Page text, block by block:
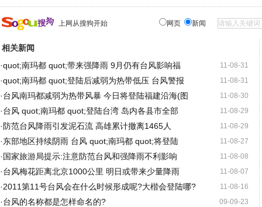
上网从搜狗开始 网页 新闻
相关新闻
11-08-31
·quot;南玛都 quot;带来强降雨 9月仍有台风影响福
11-08-31
·quot;南玛都 quot;登陆后减弱为热带低压 台风警报
11-08-30
·台风南玛都减弱为热带风暴 今日将登陆福建沿海(图
11-08-29
·台风 quot;南玛都 quot;登陆台湾 岛内各县市全部
11-08-29
·防范台风降雨引发泥石流 高雄累计撤离1465人
11-08-27
·东部地区持续阴雨 台风 quot;南玛都 quot;将登陆
11-08-08
· 国家旅游局提示:注意防范台风和强降雨不利影响
11-08-07
·台风梅花距离北京1000公里 明日或带来少量降雨
11-08-16
·2011第11号台风会在什么时候形成呢?大楷会登陆哪?
09-09-23
·台风的名称都是怎样命名的?